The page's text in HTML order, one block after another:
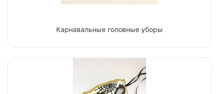
Карнавальные головные уборы